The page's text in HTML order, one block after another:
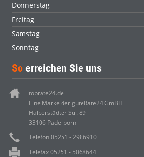
Donnerstag
Freitag
Samstag
Sonntag
So erreichen Sie uns
toprate24.de
Eine Marke der guteRate24 GmBH
Halberstädter Str. 89
33106 Paderborn
Telefon 05251 - 2986910
Telefax 05251 - 5068644